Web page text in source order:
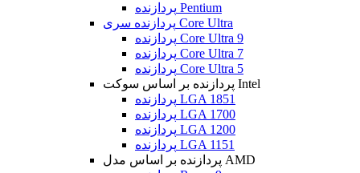
پردازنده Pentium
پردازنده سری Core Ultra
پردازنده Core Ultra 9
پردازنده Core Ultra 7
پردازنده Core Ultra 5
پردازنده بر اساس سوکت Intel
پردازنده LGA 1851
پردازنده LGA 1700
پردازنده LGA 1200
پردازنده LGA 1151
پردازنده بر اساس مدل AMD